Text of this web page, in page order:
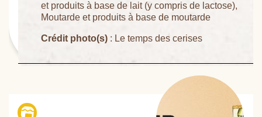
et produits à base de lait (y compris de lactose),
Moutarde et produits à base de moutarde
Crédit photo(s) : Le temps des cerises